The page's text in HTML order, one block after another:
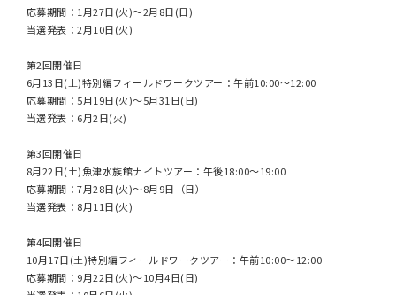
応募期間：1月27日(火)～2月8日(日)
当選発表：2月10日(火)
第2回開催日
6月13日(土)特別編フィールドワークツアー：午前10:00〜12:00
応募期間：5月19日(火)〜5月31日(日)
当選発表：6月2日(火)
第3回開催日
8月22日(土)魚津水族館ナイトツアー：午後18:00〜19:00
応募期間：7月28日(火)〜8月9日（日）
当選発表：8月11日(火)
第4回開催日
10月17日(土)特別編フィールドワークツアー：午前10:00〜12:00
応募期間：9月22日(火)〜10月4日(日)